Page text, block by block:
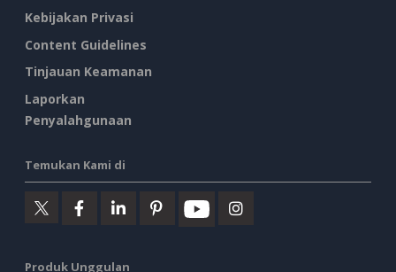
Kebijakan Privasi
Content Guidelines
Tinjauan Keamanan
Laporkan
Penyalahgunaan
Temukan Kami di
Produk Unggulan